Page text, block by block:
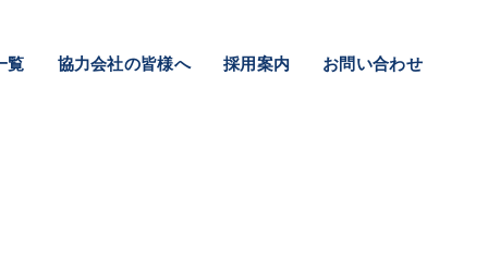
覧 協力会社の皆様へ 採用案内 お問い合わせ